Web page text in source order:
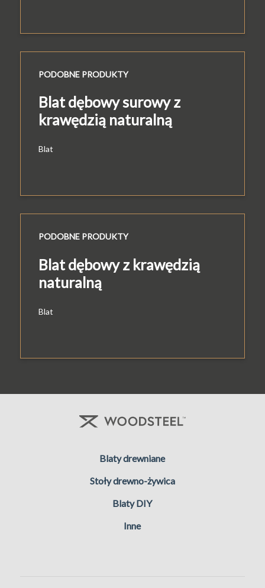
PODOBNE PRODUKTY
Blat dębowy surowy z
krawędzią naturalną
Blat
PODOBNE PRODUKTY
Blat dębowy z krawędzią
naturalną
Blat
Blaty drewniane
Stoły drewno-żywica
Blaty DIY
Inne